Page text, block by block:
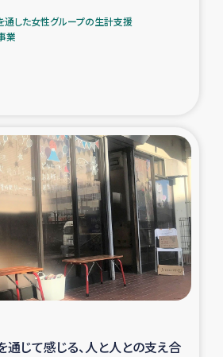
原ゼミxパルシック
生活支援・農業復興支援
漁業復興支援
ーン・ボランティア日誌
経済自立支援事業
居場所づくり
通した女性グループの生計支援
業
通じて感じる、人と人との支え合